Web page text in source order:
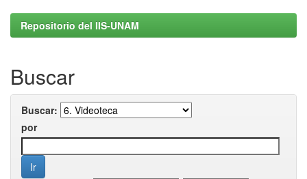
Repositorio del IIS-UNAM
Buscar
Buscar:
por